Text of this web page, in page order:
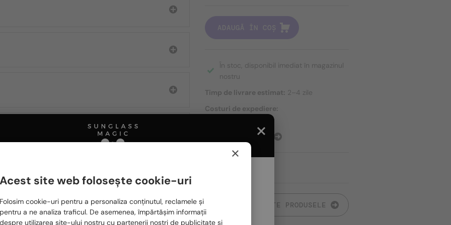
ADAUGĂ ÎN COȘ
În stoc, disponibil imediat în magazinul
nostru
Timp de livrare estimat: 2–4 zile
Costuri de expediere:
DESPRE EXPEDIERE
FIȚI INTERESAȚI ȘI DE TOATE PRODUSELE
Te rugăm să alegi din listă țara potrivită pentru tine:
România / RO
×
Acest site web folosește cookie-uri
Folosim cookie-uri pentru a personaliza conținutul, reclamele și
pentru a ne analiza traficul. De asemenea, împărtășim informații
despre utilizarea site-ului nostru cu partenerii noștri de publicitate și